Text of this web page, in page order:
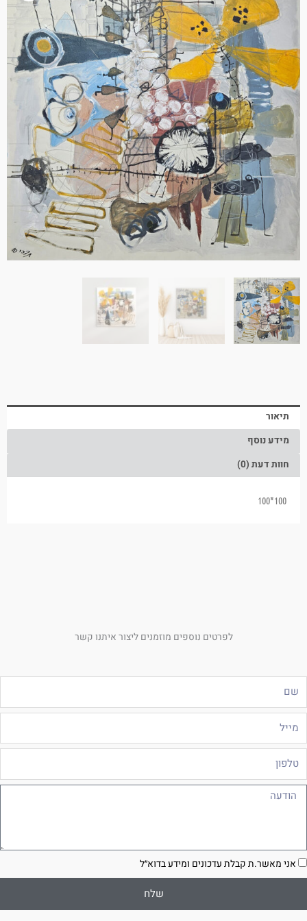
תיאור
מידע נוסף
חוות דעת (0)
100*100
לפרטים נוספים מוזמנים ליצור איתנו קשר
אני מאשר.ת קבלת עדכונים ומידע בדוא״ל
שלח